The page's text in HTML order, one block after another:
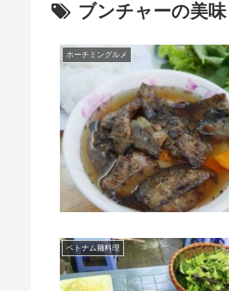
ブンチャーの美
ホーチミングルメ
ベトナム麺料理